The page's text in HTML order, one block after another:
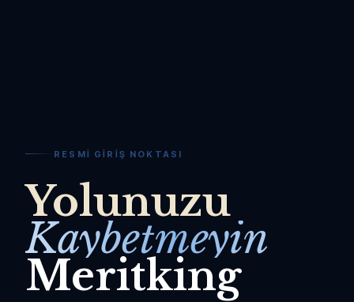
RESMI GIRIŞ NOKTASI
Yolunuzu
Kaybetmeyin
Meritking